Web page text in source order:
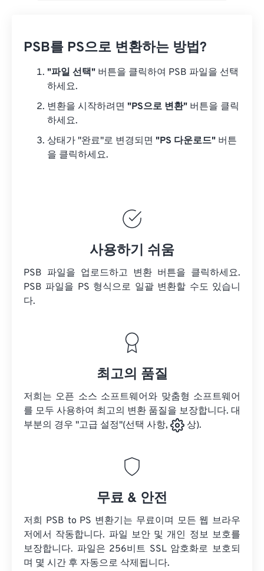
PSB를 PS으로 변환하는 방법?
"파일 선택" 버튼을 클릭하여 PSB 파일을 선택
하세요.
변환을 시작하려면 "PS으로 변환" 버튼을 클릭
하세요.
상태가 "완료"로 변경되면 "PS 다운로드" 버튼
을 클릭하세요.
사용하기 쉬움
PSB 파일을 업로드하고 변환 버튼을 클릭하세요.
PSB 파일을 PS 형식으로 일괄 변환할 수도 있습니
다.
최고의 품질
저희는 오픈 소스 소프트웨어와 맞춤형 소프트웨어
를 모두 사용하여 최고의 변환 품질을 보장합니다. 대
부분의 경우 "고급 설정"(선택 사항,
상).
무료 & 안전
저희 PSB to PS 변환기는 무료이며 모든 웹 브라우
저에서 작동합니다. 파일 보안 및 개인 정보 보호를
보장합니다. 파일은 256비트 SSL 암호화로 보호되
며 몇 시간 후 자동으로 삭제됩니다.